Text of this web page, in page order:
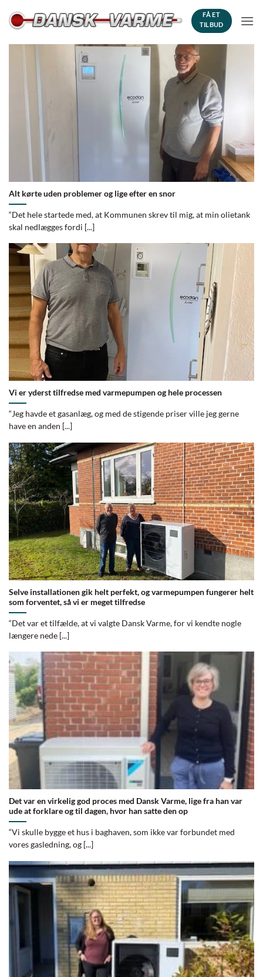
FÅ ET
TILBUD
Alt kørte uden problemer og lige efter en snor
“Det hele startede med, at Kommunen skrev til mig, at min olietank
skal nedlægges fordi [...]
Vi er yderst tilfredse med varmepumpen og hele processen
“Jeg havde et gasanlæg, og med de stigende priser ville jeg gerne
have en anden [...]
Selve installationen gik helt perfekt, og varmepumpen fungerer helt
som forventet, så vi er meget tilfredse
“Det var et tilfælde, at vi valgte Dansk Varme, for vi kendte nogle
længere nede [...]
Det var en virkelig god proces med Dansk Varme, lige fra han var
ude at forklare og til dagen, hvor han satte den op
“Vi skulle bygge et hus i baghaven, som ikke var forbundet med
vores gasledning, og [...]